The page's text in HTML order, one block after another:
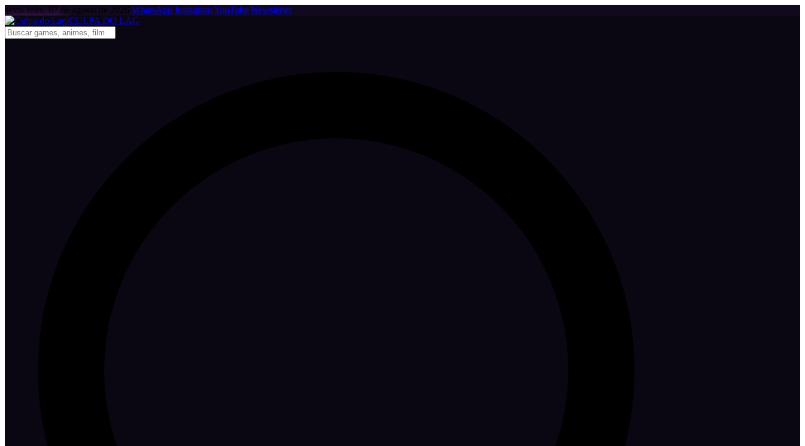
sexta-feira, 07 de agosto de 2026 WhatsApp InstagramYouTube Newsletter
CULPA DO LAG